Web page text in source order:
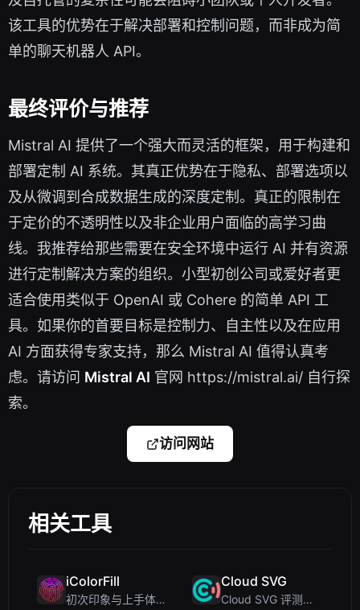
该工具的优势在于解决部署和控制问题，而非成为简
单的聊天机器人 API。
最终评价与推荐
Mistral AI 提供了一个强大而灵活的框架，用于构建和
部署定制 AI 系统。其真正优势在于隐私、部署选项以
及从微调到合成数据生成的深度定制。真正的限制在
于定价的不透明性以及非企业用户面临的高学习曲
线。我推荐给那些需要在安全环境中运行 AI 并有资源
进行定制解决方案的组织。小型初创公司或爱好者更
适合使用类似于 OpenAI 或 Cohere 的简单 API 工
具。如果你的首要目标是控制力、自主性以及在应用
AI 方面获得专家支持，那么 Mistral AI 值得认真考
虑。请访问 Mistral AI 官网 https://mistral.ai/ 自行探
索。
访问网站
相关工具
iColorFill
初次印象与上手体验：访问iColorFill
Cloud SVG
Cloud SVG 评测：免费、私密的客户端图像转换器，支持 WebP、PNG、SVG 等